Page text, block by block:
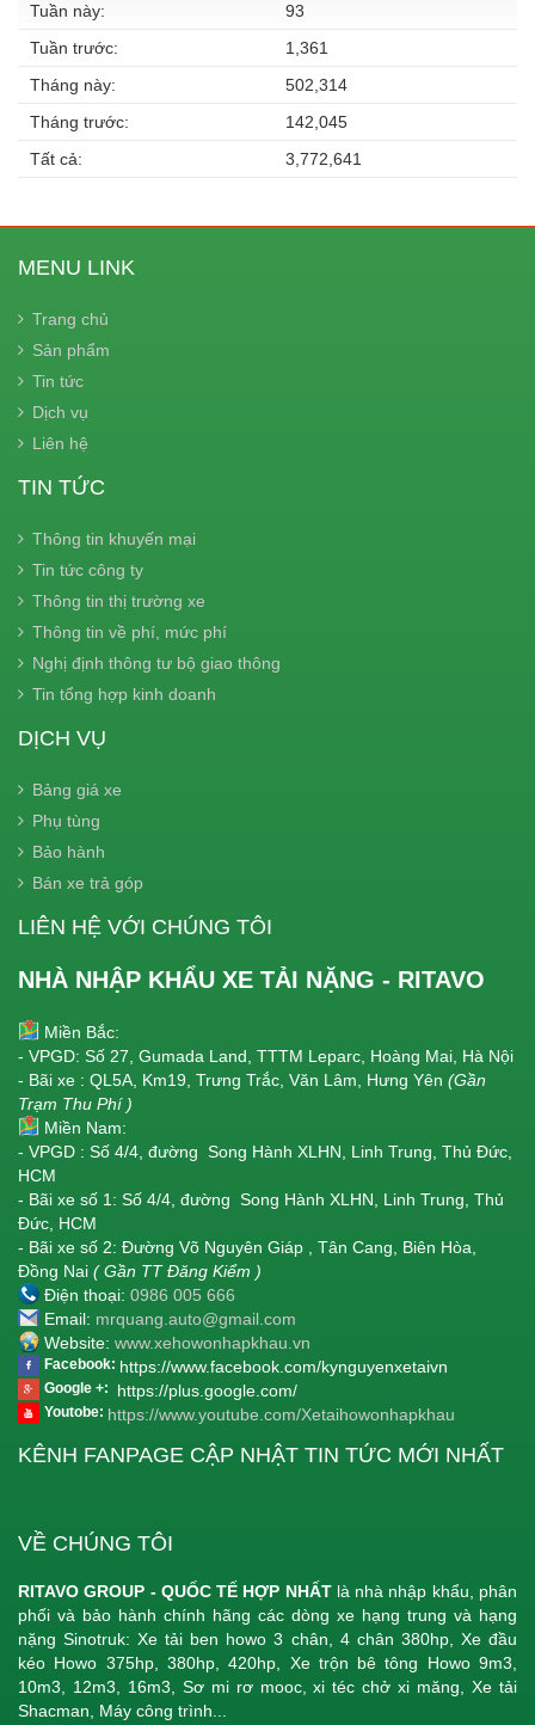
Tuần này:
93
Tuần trước:
1,361
Tháng này:
502,314
Tháng trước:
142,045
Tất cả:
3,772,641
MENU LINK
Trang chủ
Sản phẩm
Tin tức
Dịch vụ
Liên hệ
TIN TỨC
Thông tin khuyến mại
Tin tức công ty
Thông tin thị trường xe
Thông tin về phí, mức phí
Nghị định thông tư bộ giao thông
Tin tổng hợp kinh doanh
DỊCH VỤ
Bảng giá xe
Phụ tùng
Bảo hành
Bán xe trả góp
LIÊN HỆ VỚI CHÚNG TÔI
NHÀ NHẬP KHẨU XE TẢI NẶNG - RITAVO
Miền Bắc:
- VPGD: Số 27, Gumada Land, TTTM Leparc, Hoàng Mai, Hà Nội
- Bãi xe : QL5A, Km19, Trưng Trắc, Văn Lâm, Hưng Yên (Gần
Trạm Thu Phí )
Miền Nam:
- VPGD : Số 4/4, đường Song Hành XLHN, Linh Trung, Thủ Đức,
HCM
- Bãi xe số 1: Số 4/4, đường Song Hành XLHN, Linh Trung, Thủ
Đức, HCM
- Bãi xe số 2: Đường Võ Nguyên Giáp , Tân Cang, Biên Hòa,
Đồng Nai ( Gần TT Đăng Kiểm )
Điện thoại: 0986 005 666
Email: mrquang.auto@gmail.com
Website: www.xehowonhapkhau.vn
Facebook: https://www.facebook.com/kynguyenxetaivn
Google +: https://plus.google.com/
Youtobe: https://www.youtube.com/Xetaihowonhapkhau
KÊNH FANPAGE CẬP NHẬT TIN TỨC MỚI NHẤT
VỀ CHÚNG TÔI
RITAVO GROUP - QUỐC TẾ HỢP NHẤT là nhà nhập khẩu, phân
phối và bảo hành chính hãng các dòng xe hạng trung và hạng
nặng Sinotruk: Xe tải ben howo 3 chân, 4 chân 380hp, Xe đầu
kéo Howo 375hp, 380hp, 420hp, Xe trộn bê tông Howo 9m3,
10m3, 12m3, 16m3, Sơ mi rơ mooc, xi téc chở xi măng, Xe tải
Shacman, Máy công trình...